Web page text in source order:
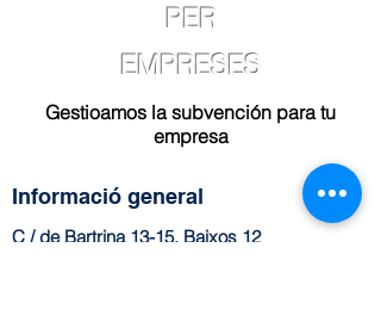
PER
EMPRESES
Gestioamos la subvención para tu
empresa
Informació general
C / de Bartrina 13-15, Baixos 12